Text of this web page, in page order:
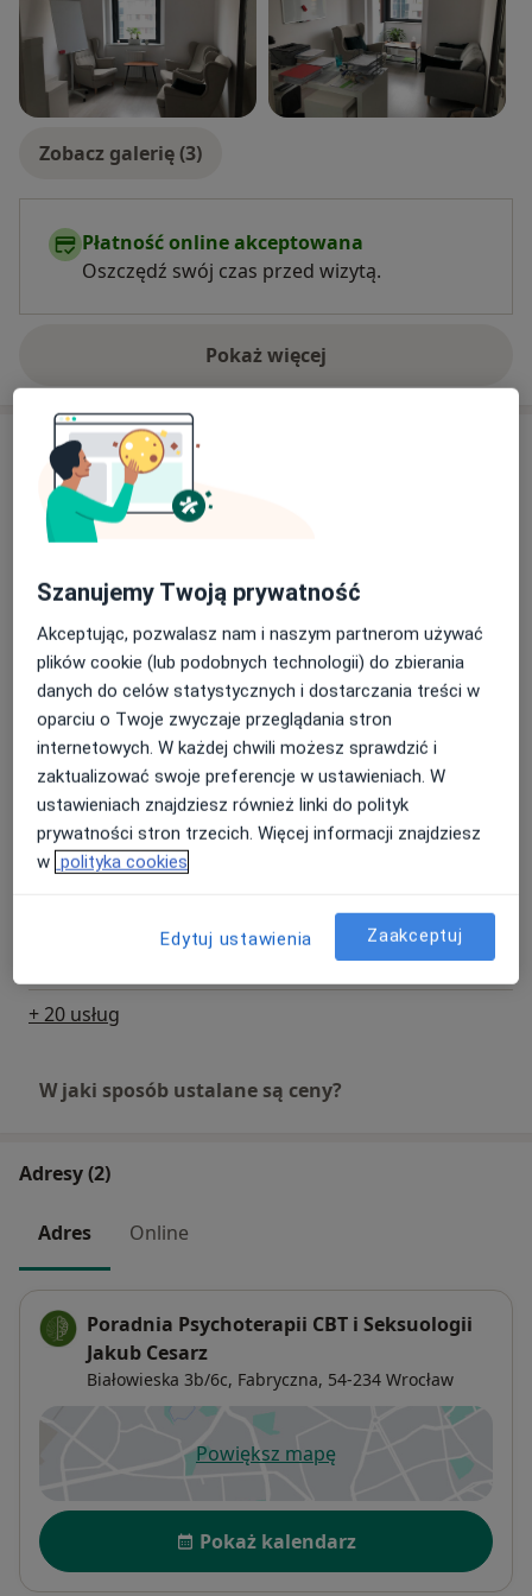
Zobacz galerię (3)
Płatność online akceptowana
Oszczędź swój czas przed wizytą.
Pokaż więcejo doświadczeniu
Usługi i ceny
Konsultacja psychologiczna
Od 210 zł Szczegóły
Ocena stanu psychicznego
230 zł Szczegóły
Test SCID-5- zaburzenia osobowości
230 zł Szczegóły Umów wizytę
Psychoterapia zespołu stresu
pourazowego (PTSD)
210 zł Szczegóły
Umów wizytę
Umów wizytę
+ 20 usług
W jaki sposób ustalane są ceny?
Adresy (2)
Adres Online
Poradnia Psychoterapii CBT i Seksuologii
Jakub Cesarz
Białowieska 3b/6c, Fabryczna, 54-234 Wrocław
Powiększ mapęotwiera się w nowej karcie
Dostępność
Pokaż kalendarz
Szanujemy Twoją prywatność
Akceptując, pozwalasz nam i naszym partnerom używać
plików cookie (lub podobnych technologii) do zbierania
danych do celów statystycznych i dostarczania treści w
oparciu o Twoje zwyczaje przeglądania stron
internetowych. W każdej chwili możesz sprawdzić i
zaktualizować swoje preferencje w ustawieniach. W
ustawieniach znajdziesz również linki do polityk
prywatności stron trzecich. Więcej informacji znajdziesz
w polityka cookies
Edytuj ustawienia Zaakceptuj